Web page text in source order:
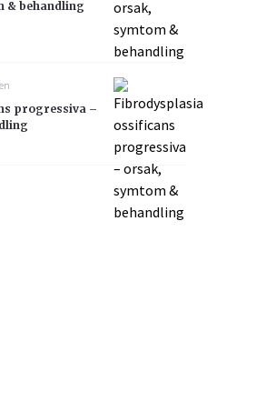
& behandling
progressiva –